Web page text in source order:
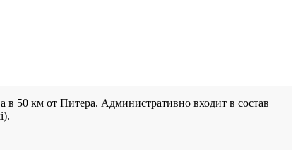
в 50 км от Питера. Административно входит в состав